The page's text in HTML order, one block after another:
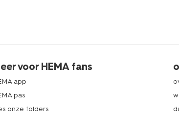
voor HEMA fans
app
pas
onze folders